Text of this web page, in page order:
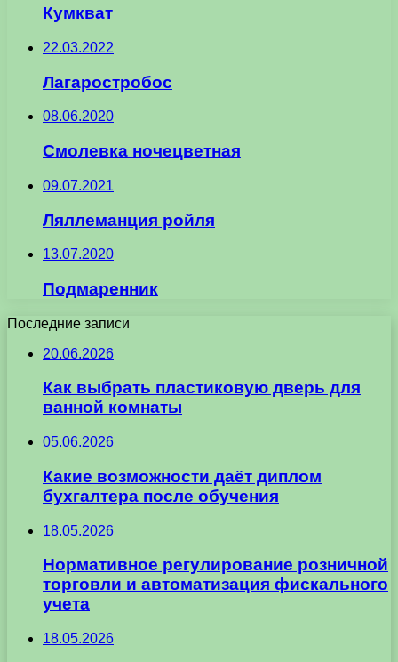
Кумкват
22.03.2022
Лагаростробос
08.06.2020
Смолевка ночецветная
09.07.2021
Ляллеманция ройля
13.07.2020
Подмаренник
Последние записи
20.06.2026
Как выбрать пластиковую дверь для
ванной комнаты
05.06.2026
Какие возможности даёт диплом
бухгалтера после обучения
18.05.2026
Нормативное регулирование розничной
торговли и автоматизация фискального
учета
18.05.2026